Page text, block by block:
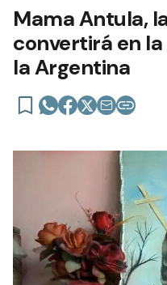
Mama Antula,
convertirá en
la Argentina